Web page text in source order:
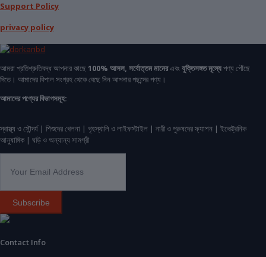
Support Policy
privacy policy
আমরা প্রতিশ্রুতিবদ্ধ আপনার কাছে 100% আসল, সর্বোত্তম মানেরএবংযুক্তিসঙ্গত মূল্যেপণ্য পৌঁছে
দিতে। আমাদের বিশাল সংগ্রহ থেকে বেছে নিন আপনার পছন্দের পণ্য।
আমাদের পণ্যের বিভাগসমূহ:
স্বাস্থ্য ও সৌন্দর্য | শিশুদের খেলনা | গৃহস্থালি ও লাইফস্টাইল | নারী ও পুরুষদের ফ্যাশন | ইলেক্ট্রনিক
আনুষাঙ্গিক | ঘড়ি ও অন্যান্য সামগ্রী
Subscribe
Contact Info